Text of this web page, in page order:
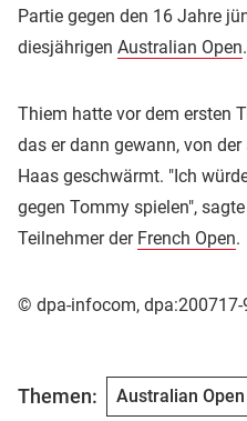
Partie gegen den 16 Jahre
diesjährigen Australian Open.
Thiem hatte vor dem ersten
das er dann gewann, von
Haas geschwärmt. "Ich
gegen Tommy spielen",
Teilnehmer der French Open.
© dpa-infocom,
Themen: Australian Open